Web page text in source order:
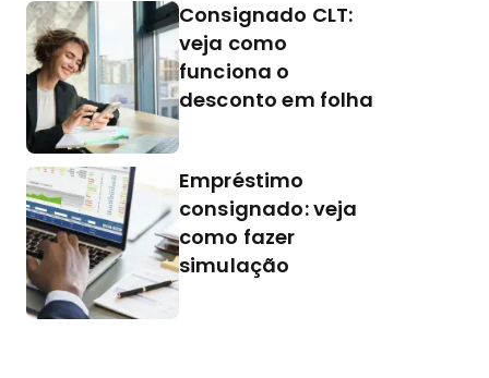
Consignado CLT:
veja como
funciona o
desconto em folha
Empréstimo
consignado: veja
como fazer
simulação